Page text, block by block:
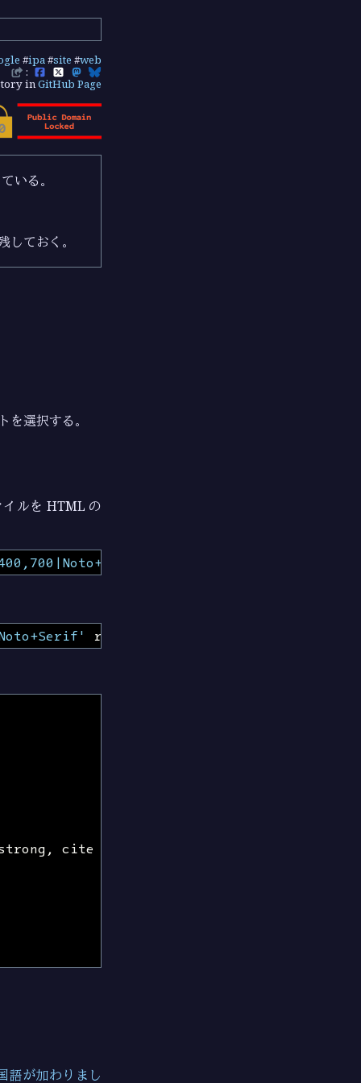
#ipa#site #web
:
inGitHub Page
いる。
ておく。
選択する。
ルを HTML の
rel
, cite
語が加わりまし